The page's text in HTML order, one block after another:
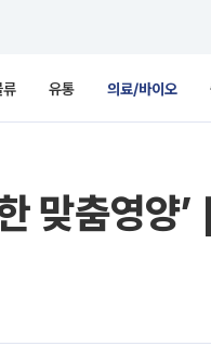
류 유통 의료/바이오
맞춤영양